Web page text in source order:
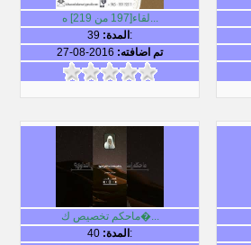
لقاء[197 من 219] ه...
المدة: 39:
تم اضافته:
ماحكم تخصيص ك�...
المدة: 40: